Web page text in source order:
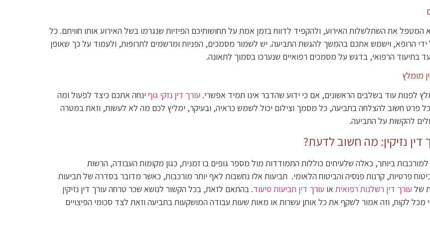
המטפל את השתלשלות האירוע, ולהקפיד לדווח בזמן אמת על תחושותיכם הפיזיות שנגרמו בשל האירוע אותו חוויתם. כל
הרופא, וישמש אתכם בהמשך להגשת התביעה. יש לשמור מסמכים, הפניות ומרשמים לתרופות, ולעמוד על כך שאופן
בתיעוד הרפואי, בדגש על מסמכים רפואיים שנערכו בסמוך לתאונה.
מומלץ
לפנות עוד בשלבים הראשונים, אם כי ידוע שהדבר אינו תמיד אפשרי. עורך דין נזקי גוףינחה אתכם כיצד לפעול ומה
פרט חשוב להצלחה בתביעה, כל מסמך וצילום יכול לשמש כראיה, ובעיקר, ימליץ לכם מה לא לעשות, וזאת במטרה
להקשות על התביעה.
נזיקין: מה חשוב לדעת?
למורכבות ביותר, כאלה שלעיתים כוללות התמודדות מול מספר גופים בו זמנית, כגון מקומות העבודה, הרשות
פרטיות, קרנות פנסיה והביטוח הלאומי. תביעות אלו נחשבות לאף יותר מורכבות, כאשר מדובר בסדרה של תביעות
של עורך דין רשלנות רפואיתאו עורך דין תביעות סיעוד. בהתאם לזאת, בכל הקשור לנושא שכר טרחה עורך דין נזיקין
מכל לקוח, וזה אמור לשקף את כל אותן עשרות או מאות שעות עבודה המושקעות בתביעה וזאת לצד סכומי הפיצויים